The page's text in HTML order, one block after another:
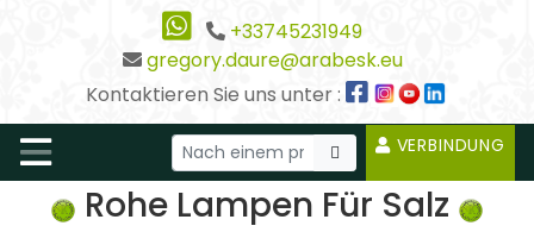
+33745231949
gregory.daure@arabesk.eu
Kontaktieren Sie uns unter :
VERBINDUNG
Rohe Lampen Für Salz